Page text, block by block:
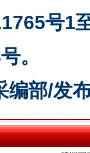
号1
。
编部/发